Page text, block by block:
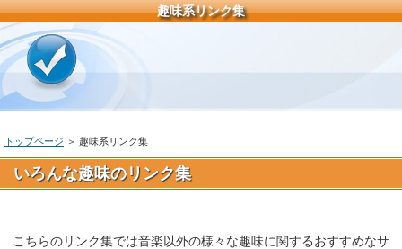
趣味系リンク集
トップページ ＞ 趣味系リンク集
いろんな趣味のリンク集
こちらのリンク集では音楽以外の様々な趣味に関するおすすめなサ